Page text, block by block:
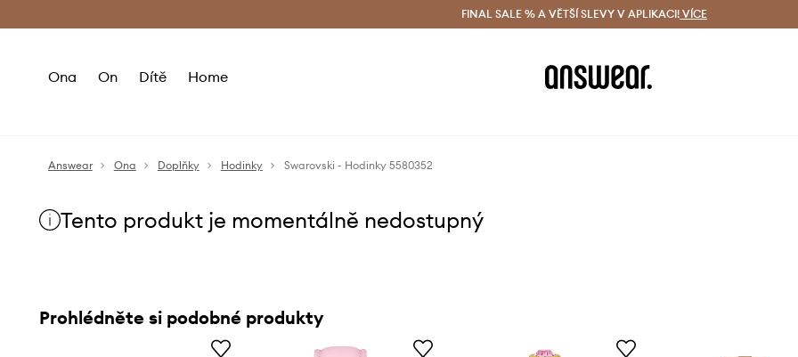
Doručení a vrácení zdarma (od 1800 Kč) Doručení i do 24 h
FINAL SALE % A VĚTŠÍ SLEVY V APLIKACI! VÍCE
Ona On Dítě Home
Answear Ona Doplňky Hodinky Swarovski - Hodinky 5580352
Tento produkt je momentálně nedostupný
Prohlédněte si podobné produkty